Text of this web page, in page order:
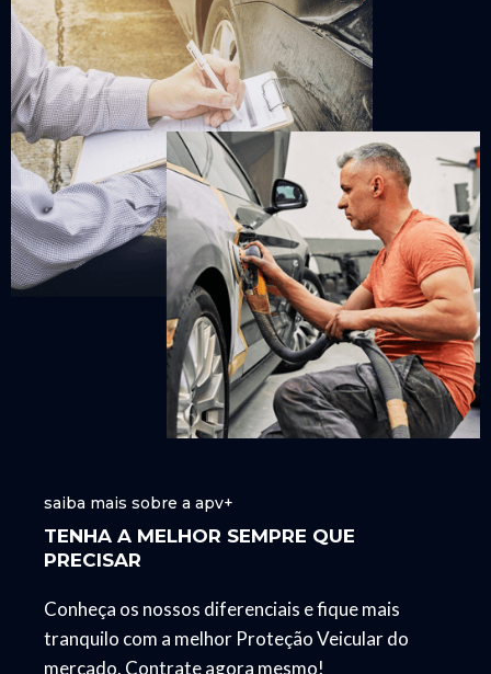
saiba mais sobre a apv+
TENHA A MELHOR SEMPRE QUE
PRECISAR
Conheça os nossos diferenciais e fique mais
tranquilo com a melhor Proteção Veicular do
mercado. Contrate agora mesmo!